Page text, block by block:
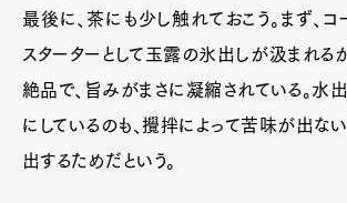
最後に、茶にも少し触れておこう。まず、
スターターとして玉露の氷出しが汲まれる
絶品で、旨みがまさに凝縮されている。水
にしているのも、攪拌によって苦味が出な
出するためだという。